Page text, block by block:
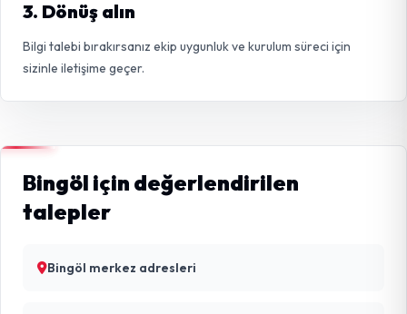
3. Dönüş alın
Bilgi talebi bırakırsanız ekip uygunluk ve kurulum süreci için
sizinle iletişime geçer.
Bingöl için değerlendirilen
talepler
Bingöl merkez adresleri